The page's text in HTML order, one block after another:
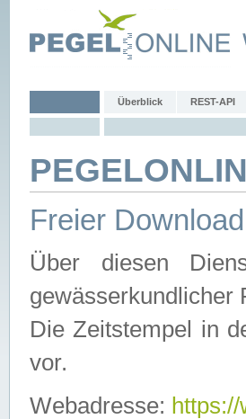
Überblick REST-API
Freier
Über diesen
gewässerkundlicher
Die Zeitstempel in
vor.
Webadresse: